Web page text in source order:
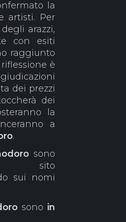
la
artisti. Per
arazzi,
con esiti
raggiunto
è
dei prezzi
dei
la
a
.
sono
sito
sui nomi
sono in